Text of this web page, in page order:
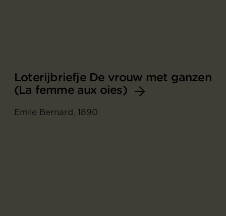
Loterijbriefje De vrouw met ganzen
(La femme aux oies)
Emile Bernard, 1890